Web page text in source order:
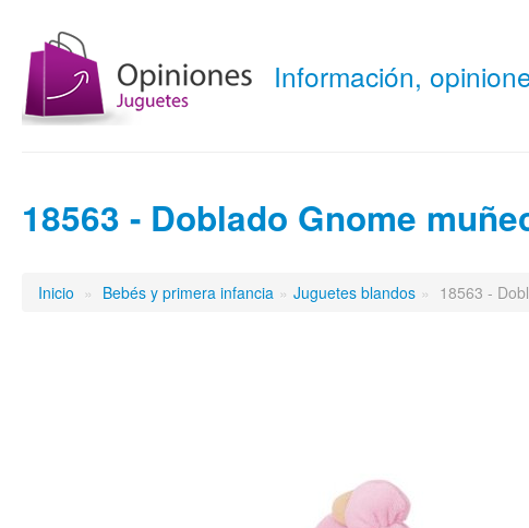
Información,
18563 - Doblado Gnome
Inicio » Bebés y primera infancia » Juguetes blandos » 18563 -